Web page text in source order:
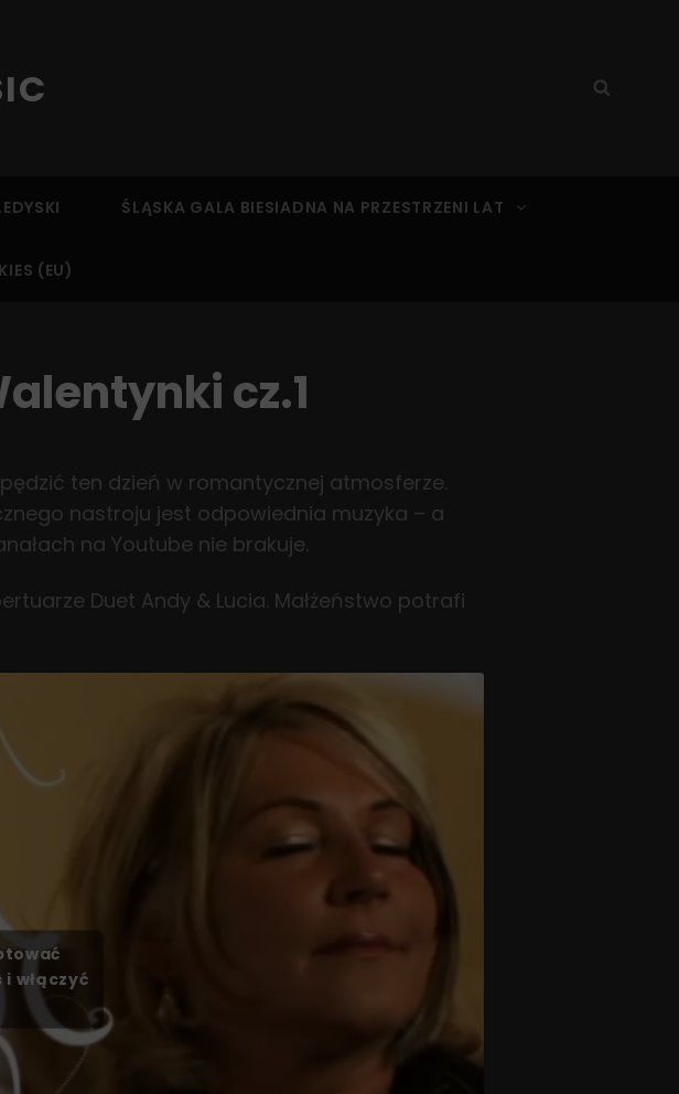
Search
ŚLĄSKA GALA BIESIADNA NA PRZESTRZENI LAT
(EU)
cz.1
ten dzień w romantycznej atmosferze.
nastroju jest odpowiednia muzyka – a
na Youtube nie brakuje.
Duet Andy & Lucia. Małżeństwo potrafi
włączyć